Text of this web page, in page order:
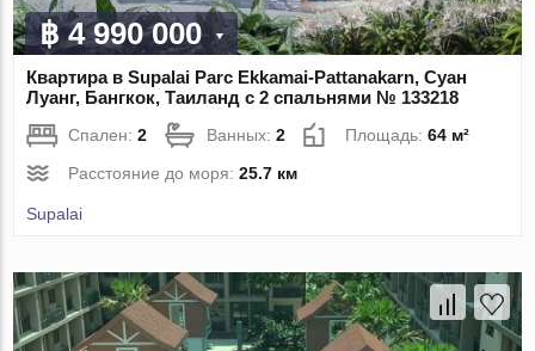
฿ 4 990 000
Квартира в Supalai Parc Ekkamai-Pattanakarn, Суан
Луанг, Бангкок, Таиланд с 2 спальнями № 133218
Спален:2 Ванных:2 Площадь:64 м²
Расстояние до моря:25.7 км
Supalai